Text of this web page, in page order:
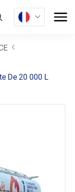
De 20 000 L